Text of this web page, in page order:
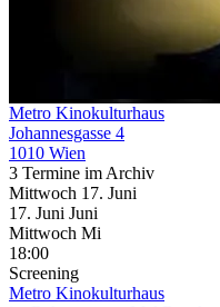
Metro Kinokulturhaus
Johannesgasse 4
1010 Wien
3 Termine im Archiv
Mittwoch 17. Juni
17. Juni Juni
Mittwoch Mi
18:00
Screening
Metro Kinokulturhaus